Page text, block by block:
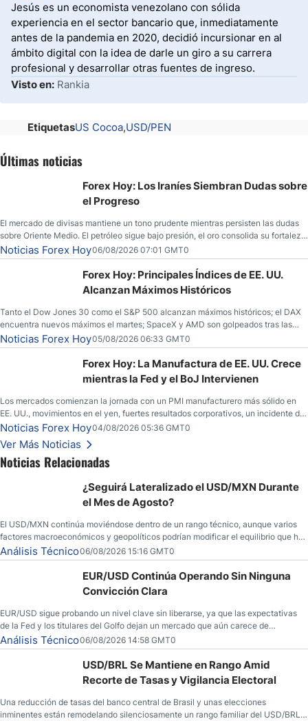
Jesús es un economista venezolano con sólida
experiencia en el sector bancario que, inmediatamente
antes de la pandemia en 2020, decidió incursionar en al
ámbito digital con la idea de darle un giro a su carrera
profesional y desarrollar otras fuentes de ingreso.
Visto en: Rankia
EtiquetasUS Cocoa USD/PEN
Últimas noticias
Forex Hoy: Los Iraníes Siembran Dudas sobre
el Progreso
El mercado de divisas mantiene un tono prudente mientras persisten las dudas
sobre Oriente Medio. El petróleo sigue bajo presión, el oro consolida su fortaleza
y los operadores esperan nuevas referencias económicas desde Estados
Unidos.
Noticias Forex Hoy06/08/2026 07:01 GMT0
Forex Hoy: Principales Índices de EE. UU.
Alcanzan Máximos Históricos
Tanto el Dow Jones 30 como el S&P 500 alcanzan máximos históricos; el DAX
encuentra nuevos máximos el martes; SpaceX y AMD son golpeados tras las
llamadas de ganancias; el petróleo crudo cae por debajo de los $80 con nuevas
esperanzas; el dólar estadounidense continúa intentando estabilizarse frente al
yen; el peso mexicano ve un repunte a medida que las tasas caen en EE. UU.
Noticias Forex Hoy05/08/2026 06:33 GMT0
Forex Hoy: La Manufactura de EE. UU. Crece
mientras la Fed y el BoJ Intervienen
Los mercados comienzan la jornada con un PMI manufacturero más sólido en
EE. UU., movimientos en el yen, fuertes resultados corporativos, un incidente de
seguridad en Bitcoin y nuevas señales desde el mercado del petróleo.
Noticias Forex Hoy04/08/2026 05:36 GMT0
Ver Más Noticias
Noticias Relacionadas
¿Seguirá Lateralizado el USD/MXN Durante
el Mes de Agosto?
El USD/MXN continúa moviéndose dentro de un rango técnico, aunque varios
factores macroeconómicos y geopolíticos podrían modificar el equilibrio que ha
dominado al mercado en las últimas semanas.
Análisis Técnico06/08/2026 15:16 GMT0
EUR/USD Continúa Operando Sin Ninguna
Convicción Clara
EUR/USD sigue probando un nivel clave sin liberarse, ya que las expectativas
de la Fed y los titulares del Golfo dejan un mercado que aún carece de
convicción real.
Análisis Técnico06/08/2026 14:58 GMT0
USD/BRL Se Mantiene en Rango Amid
Recorte de Tasas y Vigilancia Electoral
Una reducción de tasas del banco central de Brasil y unas elecciones
inminentes están remodelando silenciosamente un rango familiar del USD/BRL.